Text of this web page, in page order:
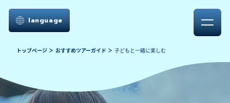
language
トップページ おすすめツアーガイド 子どもと一緒に楽しむ